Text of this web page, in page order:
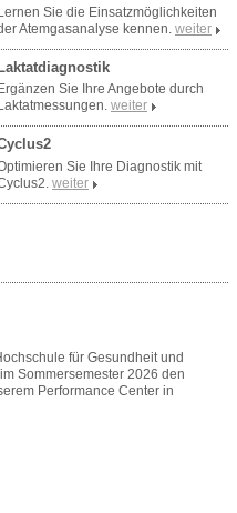
Sie die Einsatzmöglichkeiten
Atemgasanalyse kennen. weiter
Laktatdiagnostik
Ergänzen Sie Ihre Angebote durch
Laktatmessungen. weiter
Sie Ihre Diagnostik mit
weiter
für Gesundheit und
Sommersemester 2026 den
Performance Center in